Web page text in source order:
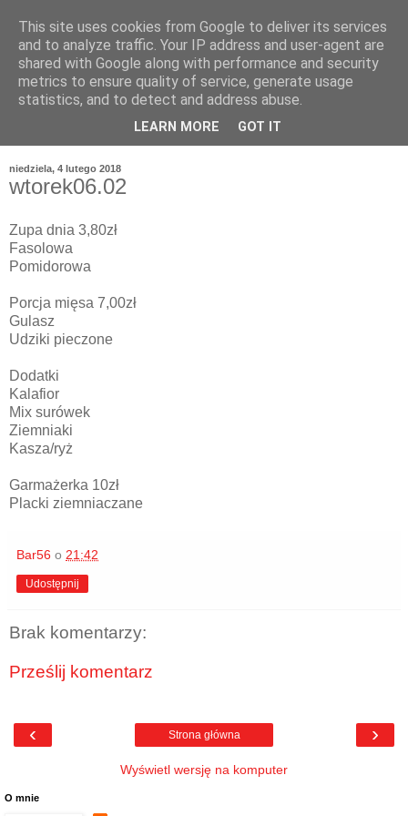
niedziela, 4 lutego 2018
wtorek06.02
Zupa dnia 3,80zł
Fasolowa
Pomidorowa
Porcja mięsa 7,00zł
Gulasz
Udziki pieczone
Dodatki
Kalafior
Mix surówek
Ziemniaki
Kasza/ryż
Garmażerka 10zł
Placki ziemniaczane
Bar56 o 21:42
Udostępnij
Brak komentarzy:
Prześlij komentarz
‹ ›
Strona główna
Wyświetl wersję na komputer
O mnie
This site uses cookies from Google to deliver its services
and to analyze traffic. Your IP address and user-agent are
shared with Google along with performance and security
metrics to ensure quality of service, generate usage
statistics, and to detect and address abuse.
LEARN MORE GOT IT